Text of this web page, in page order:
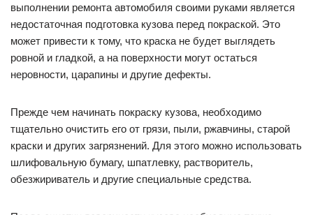
выполнении ремонта автомобиля своими руками является
недостаточная подготовка кузова перед покраской. Это
может привести к тому, что краска не будет выглядеть
ровной и гладкой, а на поверхности могут остаться
неровности, царапины и другие дефекты.
Прежде чем начинать покраску кузова, необходимо
тщательно очистить его от грязи, пыли, ржавчины, старой
краски и других загрязнений. Для этого можно использовать
шлифовальную бумагу, шпатлевку, растворитель,
обезжириватель и другие специальные средства.